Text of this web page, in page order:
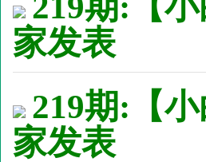
家发表
219期:【
家发表